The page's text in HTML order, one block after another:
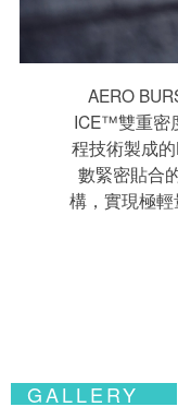
AERO
ICE™雙重密
程技術製成
數緊密貼合
構，實現極
GALLERY